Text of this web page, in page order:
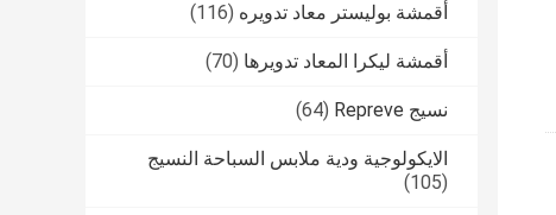
أقمشة بوليستر معاد تدويره (116)
أقمشة ليكرا المعاد تدويرها (70)
نسيج Repreve (64)
الايكولوجية ودية ملابس السباحة النسيج
(105)